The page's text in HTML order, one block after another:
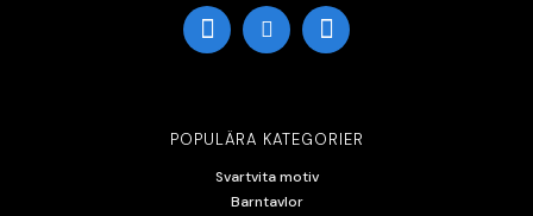
POPULÄRA KATEGORIER
Svartvita motiv
Barntavlor